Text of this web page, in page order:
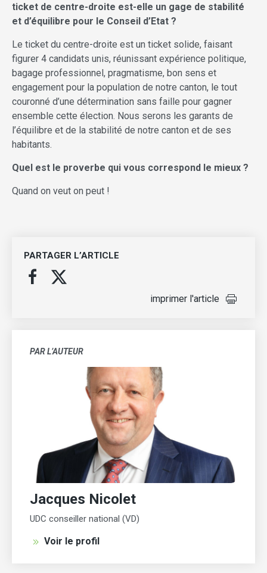
ticket de centre-droite est-elle un gage de stabilité
et d’équilibre pour le Conseil d’Etat ?
Le ticket du centre-droite est un ticket solide, faisant
figurer 4 candidats unis, réunissant expérience politique,
bagage professionnel, pragmatisme, bon sens et
engagement pour la population de notre canton, le tout
couronné d’une détermination sans faille pour gagner
ensemble cette élection. Nous serons les garants de
l’équilibre et de la stabilité de notre canton et de ses
habitants.
Quel est le proverbe qui vous correspond le mieux ?
Quand on veut on peut !
PARTAGER L’ARTICLE
imprimer l'article
PAR L’AUTEUR
Jacques Nicolet
UDC conseiller national (VD)
Voir le profil